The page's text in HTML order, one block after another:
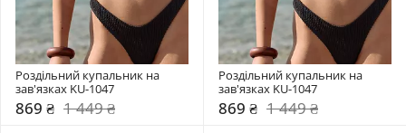
Роздільний купальник на
зав'язках KU-1047
869 ₴ 1 449 ₴
Роздільний купальник на
зав'язках KU-1047
869 ₴ 1 449 ₴